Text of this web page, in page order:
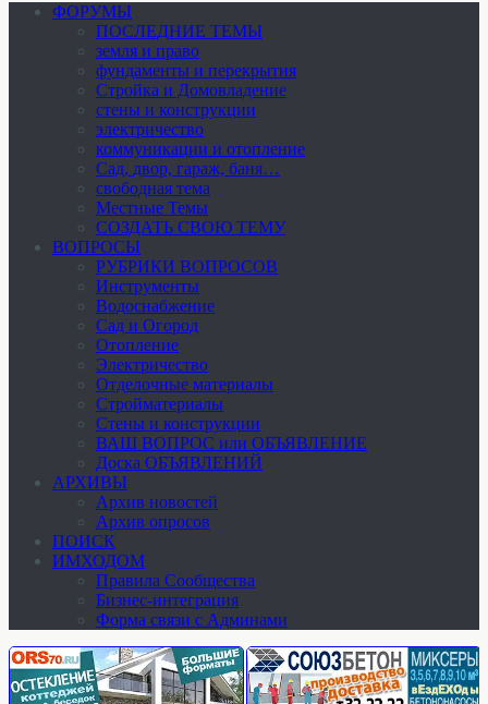
ФОРУМЫ
ПОСЛЕДНИЕ ТЕМЫ
земля и право
фундаменты и перекрытия
Стройка и Домовладение
стены и конструкции
электричество
коммуникации и отопление
Cад, двор, гараж, баня…
свободная тема
Местные Темы
СОЗДАТЬ СВОЮ ТЕМУ
ВОПРОСЫ
РУБРИКИ ВОПРОСОВ
Инструменты
Водоснабжение
Сад и Огород
Отопление
Электричество
Отделочные материалы
Стройматериалы
Стены и конструкции
ВАШ ВОПРОС или ОБЪЯВЛЕНИЕ
Доска ОБЪЯВЛЕНИЙ
АРХИВЫ
Архив новостей
Архив опросов
ПОИСК
ИМХОДОМ
Правила Сообщества
Бизнес-интеграция
Форма связи с Админами